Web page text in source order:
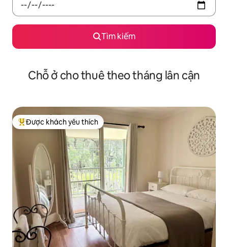
Tìm kiếm
Chỗ ở cho thuê theo tháng lân cận
Được khách yêu thích nhất
Được khách yêu thích